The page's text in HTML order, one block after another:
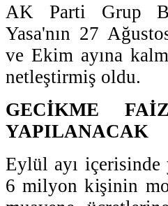
AK Parti Grup
Yasa'nın 27
ve Ekim ayına
netleştirmiş oldu.
GECİKME
YAPILANACAK
Eylül ayı içerisinde
6 milyon kişinin